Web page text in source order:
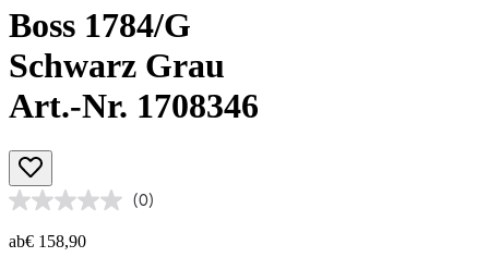
Boss 1784/G
Schwarz Grau
Art.-Nr. 1708346
(0)
ab€ 158,90